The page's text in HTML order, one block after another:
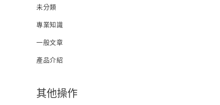
未分類
專業知識
一般文章
產品介紹
其他操作